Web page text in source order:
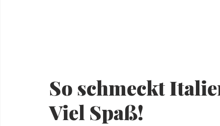
So schmeckt
Viel Spaß!